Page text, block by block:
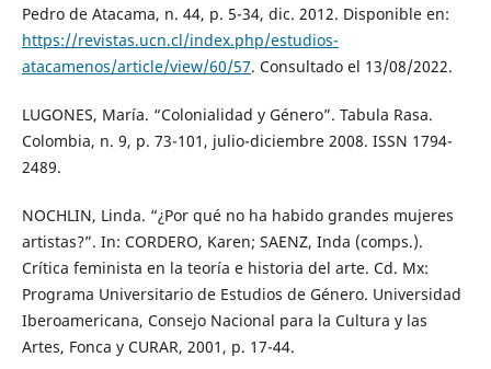
Pedro de Atacama, n. 44, p. 5-34, dic. 2012. Disponible en:
https://revistas.ucn.cl/index.php/estudios-
atacamenos/article/view/60/57. Consultado el 13/08/2022.
LUGONES, María. “Colonialidad y Género”. Tabula Rasa.
Colombia, n. 9, p. 73-101, julio-diciembre 2008. ISSN 1794-
2489.
NOCHLIN, Linda. “¿Por qué no ha habido grandes mujeres
artistas?”. In: CORDERO, Karen; SAENZ, Inda (comps.).
Crítica feminista en la teoría e historia del arte. Cd. Mx:
Programa Universitario de Estudios de Género. Universidad
Iberoamericana, Consejo Nacional para la Cultura y las
Artes, Fonca y CURAR, 2001, p. 17-44.